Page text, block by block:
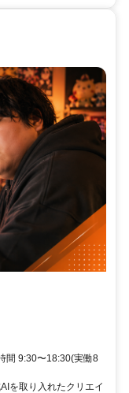
間 9:30〜18:30(実働8
を取り入れたクリエイ